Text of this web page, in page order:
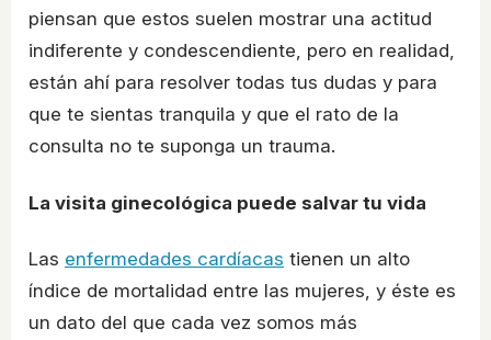
piensan que estos suelen mostrar una actitud
indiferente y condescendiente, pero en realidad,
están ahí para resolver todas tus dudas y para
que te sientas tranquila y que el rato de la
consulta no te suponga un trauma.
La visita ginecológica puede salvar tu vida
Las enfermedades cardíacas tienen un alto
índice de mortalidad entre las mujeres, y éste es
un dato del que cada vez somos más